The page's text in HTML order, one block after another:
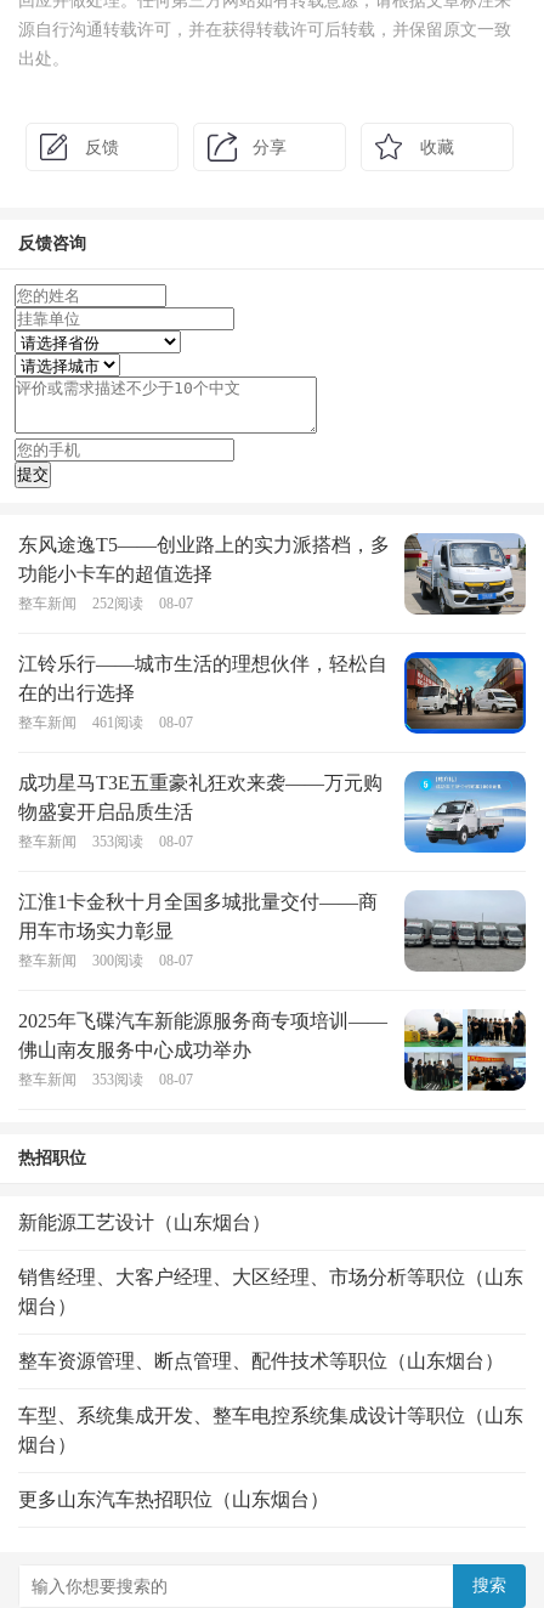
源自行沟通转载许可，并在获得转载许可后转载，并保留原文一致
出处。
反馈 分享 收藏
反馈咨询
东风途逸T5——创业路上的实力派搭档，多
功能小卡车的超值选择
整车新闻 252阅读 08-07
江铃乐行——城市生活的理想伙伴，轻松自
在的出行选择
整车新闻 461阅读 08-07
成功星马T3E五重豪礼狂欢来袭——万元购
物盛宴开启品质生活
整车新闻 353阅读 08-07
江淮1卡金秋十月全国多城批量交付——商
用车市场实力彰显
整车新闻 300阅读 08-07
2025年飞碟汽车新能源服务商专项培训——
佛山南友服务中心成功举办
整车新闻 353阅读 08-07
热招职位
新能源工艺设计（山东烟台）
销售经理、大客户经理、大区经理、市场分析等职位（山东
烟台）
整车资源管理、断点管理、配件技术等职位（山东烟台）
车型、系统集成开发、整车电控系统集成设计等职位（山东
烟台）
更多山东汽车热招职位（山东烟台）